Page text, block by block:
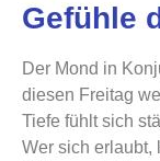
Gefühle
Der Mond in
diesen Freitag
Tiefe fühlt sich
Wer sich erlaubt,